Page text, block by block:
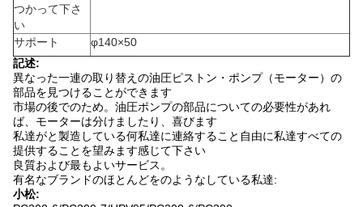
つかって下さ
い
サポート
φ140×50
記述:
異なった一連の取り替えの油圧ピストン・ポンプ（モーター）の
部品を見つけることができます
市場の後でのため。油圧ポンプの部品についての必要性があれ
ば、モーターは分けましたり、喜びます
私達がと製造している何私達に連絡すること自由に私達すべての
提供することを望みます感じて下さい
良質および最もよいサービス。
有名なブランドのほとんどをのようなしている私達:
小松: